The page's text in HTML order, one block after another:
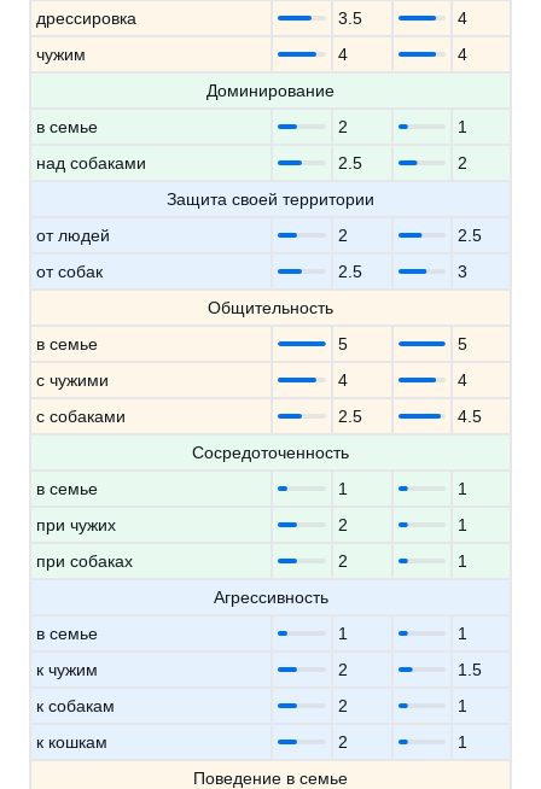
дрессировка
3.5
4
чужим
4
4
Доминирование
в семье
2
1
над собаками
2.5
2
Защита своей территории
от людей
2
2.5
от собак
2.5
3
Общительность
в семье
5
5
с чужими
4
4
с собаками
2.5
4.5
Сосредоточенность
в семье
1
1
при чужих
2
1
при собаках
2
1
Агрессивность
в семье
1
1
к чужим
2
1.5
к собакам
2
1
к кошкам
2
1
Поведение в семье